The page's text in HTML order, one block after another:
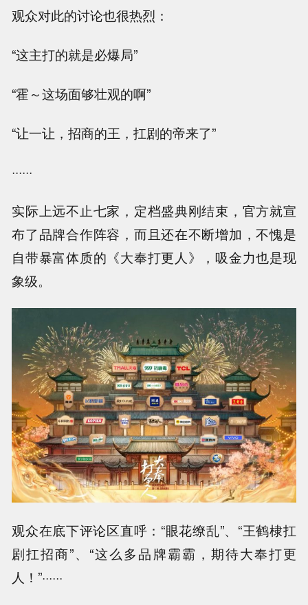
观众对此的讨论也很热烈：
“这主打的就是必爆局”
“霍～这场面够壮观的啊”
“让一让，招商的王，扛剧的帝来了”
······
实际上远不止七家，定档盛典刚结束，官方就宣
布了品牌合作阵容，而且还在不断增加，不愧是
自带暴富体质的《大奉打更人》，吸金力也是现
象级。
观众在底下评论区直呼：“眼花缭乱”、“王鹤棣扛
剧扛招商”、“这么多品牌霸霸，期待大奉打更
人！”······